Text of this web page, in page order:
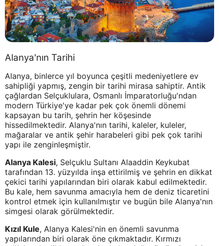
Alanya'nın Tarihi
Alanya, binlerce yıl boyunca çeşitli medeniyetlere ev
sahipliği yapmış, zengin bir tarihi mirasa sahiptir. Antik
çağlardan Selçuklulara, Osmanlı İmparatorluğu'ndan
modern Türkiye'ye kadar pek çok önemli dönemi
kapsayan bu tarih, şehrin her köşesinde
hissedilmektedir. Alanya'nın tarihi, kaleler, kuleler,
mağaralar ve antik şehir harabeleri gibi pek çok tarihi
yapı ile zenginleşmiştir.
Alanya Kalesi, Selçuklu Sultanı Alaaddin Keykubat
tarafından 13. yüzyılda inşa ettirilmiş ve şehrin en dikkat
çekici tarihi yapılarından biri olarak kabul edilmektedir.
Bu kale, hem savunma amacıyla hem de deniz ticaretini
kontrol etmek için kullanılmıştır ve bugün bile Alanya'nın
simgesi olarak görülmektedir.
Kızıl Kule, Alanya Kalesi'nin en önemli savunma
yapılarından biri olarak öne çıkmaktadır. Kırmızı